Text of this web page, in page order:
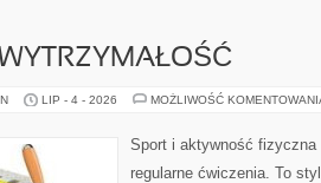
LIP - 4 - 2026 MOŻLIWOŚĆ
Sport i aktywność
regularne ćwiczenia. To